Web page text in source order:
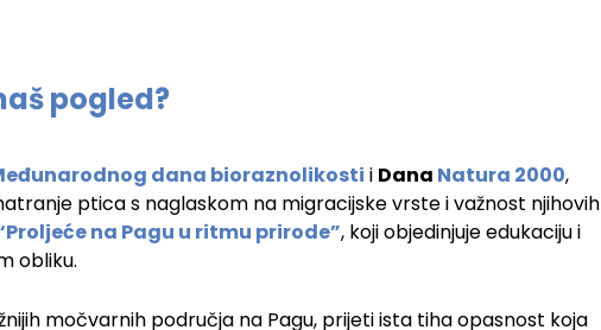
pogled?
dana bioraznolikosti i Dana Natura 2000,
ptica s naglaskom na migracijske vrste i važnost njihovih
na Pagu u ritmu prirode”, koji objedinjuje edukaciju i
obliku.
močvarnih područja na Pagu, prijeti ista tiha opasnost koja